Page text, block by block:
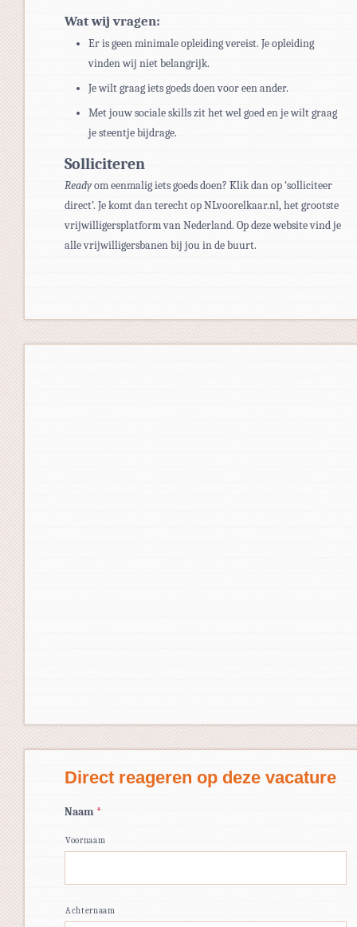
Wat wij vragen:
Er is geen minimale opleiding vereist. Je opleiding
vinden wij niet belangrijk.
Je wilt graag iets goeds doen voor een ander.
Met jouw sociale skills zit het wel goed en je wilt graag
je steentje bijdrage.
Solliciteren
Readyom eenmalig iets goeds doen? Klik dan op ‘solliciteer
direct’. Je komt dan terecht op NLvoorelkaar.nl, het grootste
vrijwilligersplatform van Nederland. Op deze website vind je
alle vrijwilligersbanen bij jou in de buurt.
Direct reageren op deze vacature
Naam *
Voornaam
Achternaam